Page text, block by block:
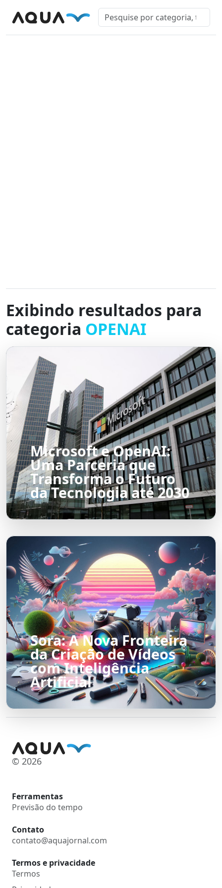
Exibindo resultados para
categoria OPENAI
Microsoft e OpenAI:
Uma Parceria que
Transforma o Futuro
da Tecnologia até 2030
Sora: A Nova Fronteira
da Criação de Vídeos
com Inteligência
Artificial
© 2026
Ferramentas
Previsão do tempo
Contato
contato@aquajornal.com
Termos e privacidade
Termos